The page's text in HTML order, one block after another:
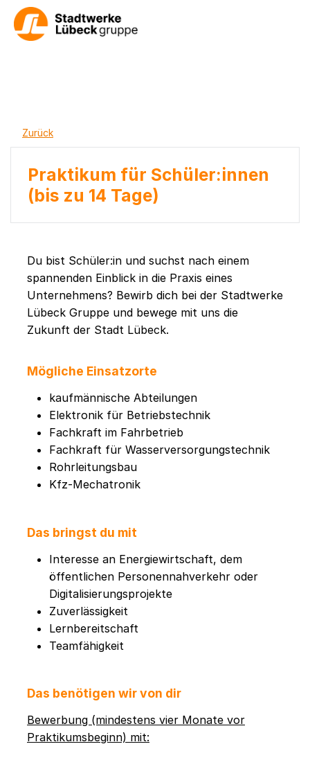
Zurück
Praktikum für Schüler:innen
(bis zu 14 Tage)
Du bist Schüler:in und suchst nach einem
spannenden Einblick in die Praxis eines
Unternehmens? Bewirb dich bei der Stadtwerke
Lübeck Gruppe und bewege mit uns die
Zukunft der Stadt Lübeck.
Mögliche Einsatzorte
kaufmännische Abteilungen
Elektronik für Betriebstechnik
Fachkraft im Fahrbetrieb
Fachkraft für Wasserversorgungstechnik
Rohrleitungsbau
Kfz-Mechatronik
Das bringst du mit
Interesse an Energiewirtschaft, dem
öffentlichen Personennahverkehr oder
Digitalisierungsprojekte
Zuverlässigkeit
Lernbereitschaft
Teamfähigkeit
Das benötigen wir von dir
Bewerbung (mindestens vier Monate vor
Praktikumsbeginn) mit: